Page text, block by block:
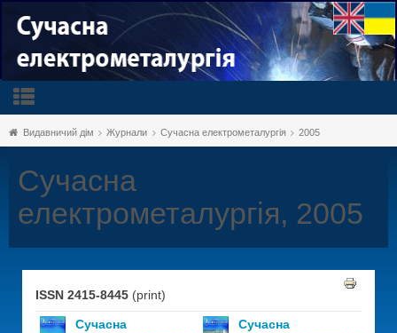
Видавничий дім Журнали Сучасна електрометалургія 2005
Сучасна
електрометалургія, 2005
ISSN 2415-8445 (print)
Сучасна
Сучасна